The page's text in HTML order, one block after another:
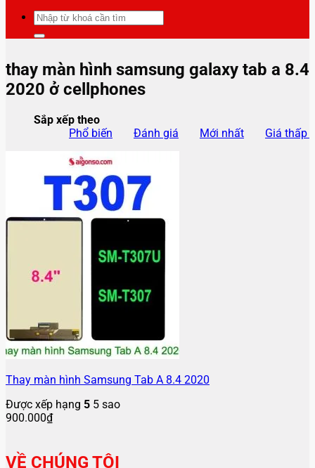
Tìm
kiếm:
thay màn hình samsung galaxy tab a 8.4
2020 ở cellphones
Sắp xếp theo
Phổ biến
Đánh giá Mới nhất Giá thấp
Thay màn hình Samsung Tab A 8.4 2020
Được xếp hạng 5 5 sao
900.000₫
VỀ CHÚNG TÔI